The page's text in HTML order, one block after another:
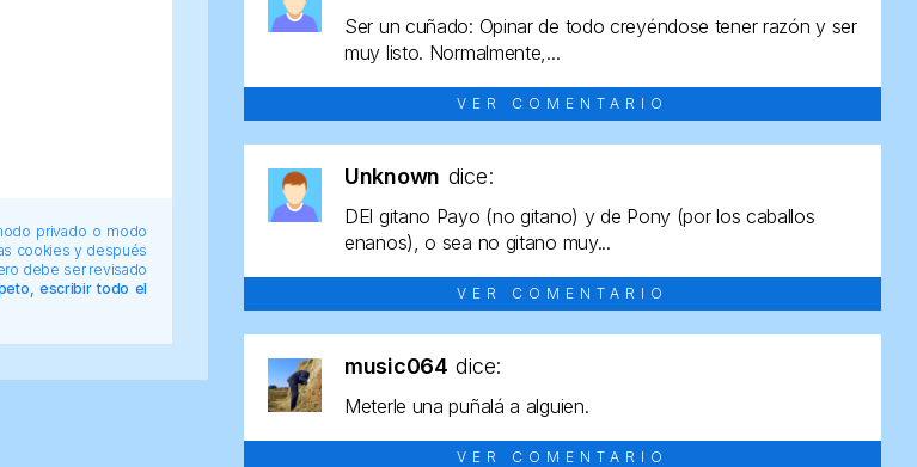
privado o modo
cookies y después
debe ser revisado
escribir todo el
Ser un cuñado: Opinar de todo creyéndose tener razón y ser
muy listo. Normalmente,...
VER COMENTARIO
Unknown dice:
DEl gitano Payo (no gitano) y de Pony (por los caballos
enanos), o sea no gitano muy...
VER COMENTARIO
music064 dice:
Meterle una puñalá a alguien.
VER COMENTARIO